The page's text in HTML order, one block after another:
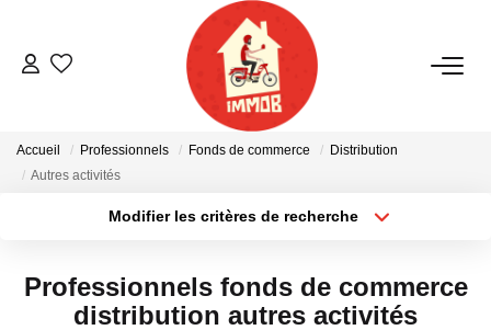
ACHETER
NOTRE AGENCE
Accueil Professionnels Fonds de commerce
Distribution
Autres activités
Modifier les critères de recherche
Surface min Budget max
Professionnels fonds de commerce
distribution autres activités